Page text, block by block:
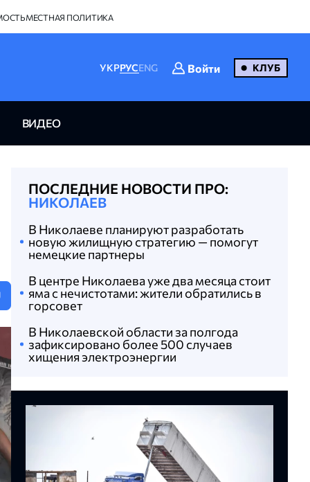
МЕСТНАЯ ПОЛИТИКА
УКРРУСENG Войти КЛУБ
ВИДЕО
ПОСЛЕДНИЕ НОВОСТИ ПРО:
НИКОЛАЕВ
В Николаеве планируют разработать
новую жилищную стратегию — помогут
немецкие партнеры
В центре Николаева уже два месяца стоит
яма с нечистотами: жители обратились в
горсовет
В Николаевской области за полгода
зафиксировано более 500 случаев
хищения электроэнергии